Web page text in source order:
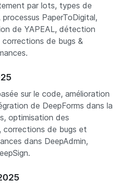
par lots, types de
PaperToDigital,
de YAPEAL, détection
de bugs &
sur le code, amélioration
de DeepForms dans la
optimisation des
corrections de bugs et
dans DeepAdmin,